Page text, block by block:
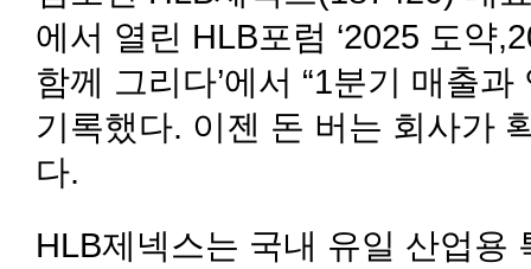
에서 열린 HLB포럼 ‘2025 도약
함께 그리다’에서 “1분기 매출
기록했다. 이젠 돈 버는 회사가
다.
HLB제넥스는 국내 유일 산업용